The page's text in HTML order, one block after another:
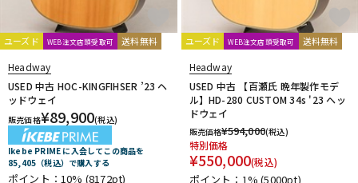
管楽器 その他楽器
アンプ エフェクター
DJ機器 DTM
ユーズド WEB注文店頭受取可 送料無料
Headway
USED 中古 HOC-KINGFIHSER ’23 ヘ
ッドウェイ
販売価格¥89,900(税込)
Ikebe PRIME に入会してこの商品を
85,405（税込）で購入する
ポイント：10% (8172pt)
ユーズド WEB注文店頭受取可 送料無料
Headway
USED 中古 【百瀬氏 晩年製作モデ
ル】HD-280 CUSTOM 34s '23 ヘッ
ドウェイ
販売価格¥594,000(税込)
特別価格
¥550,000(税込)
ポイント：1%(5000pt)